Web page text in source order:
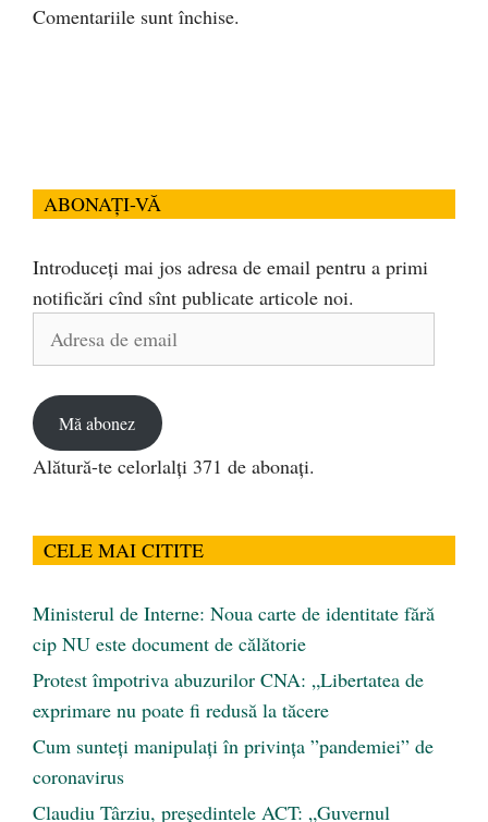
Comentariile sunt închise.
ABONAȚI-VĂ
Introduceți mai jos adresa de email pentru a primi
notificări cînd sînt publicate articole noi.
Adresa
Mă abonez
Alătură-te celorlalți 371 de abonați.
CELE MAI CITITE
Ministerul de Interne: Noua carte de identitate fără
cip NU este document de călătorie
Protest împotriva abuzurilor CNA: „Libertatea de
exprimare nu poate fi redusă la tăcere
Cum sunteți manipulați în privința ”pandemiei” de
coronavirus
Claudiu Târziu, președintele ACT: „Guvernul